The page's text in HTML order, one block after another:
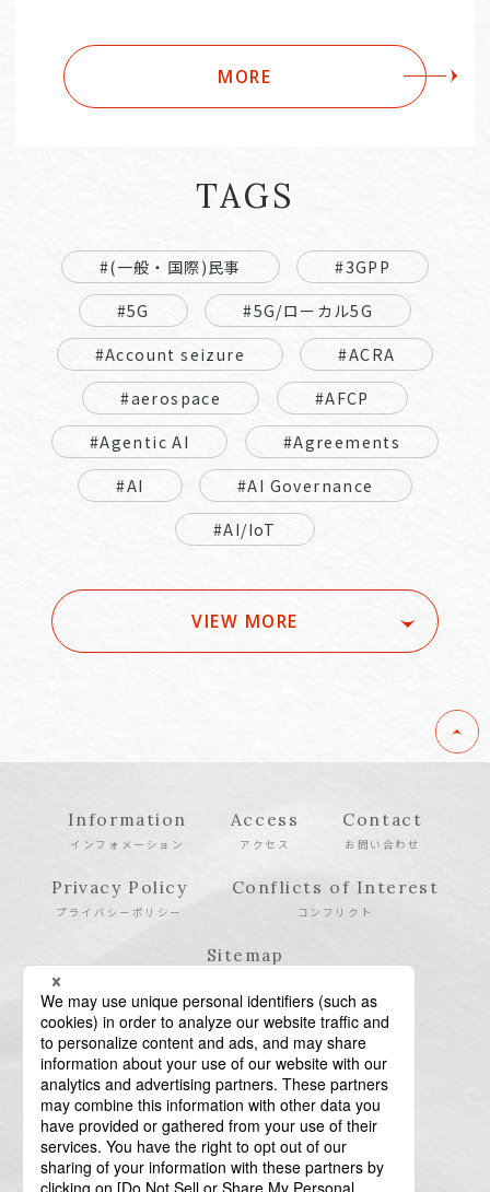
MORE
TAGS
#(一般・国際)民事
#3GPP
#5G
#5G/ローカル5G
#Account seizure
#ACRA
#aerospace
#AFCP
#Agentic AI
#Agreements
#AI
#AI Governance
#AI/IoT
VIEW MORE
Information
インフォメーション
Access
アクセス
Contact
お問い合わせ
Privacy Policy
プライバシーポリシー
Conflicts of Interest
コンフリクト
Sitemap